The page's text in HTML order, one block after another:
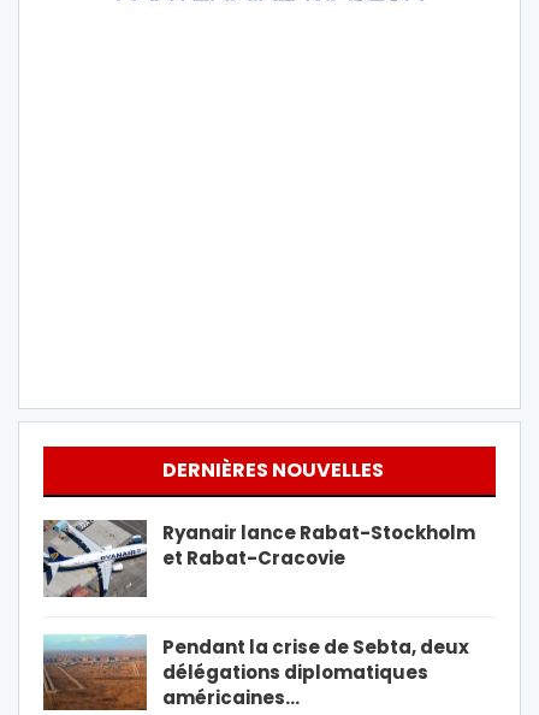
DERNIÈRES NOUVELLES
Ryanair lance Rabat-Stockholm
et Rabat-Cracovie
Pendant la crise de Sebta, deux
délégations diplomatiques
américaines…